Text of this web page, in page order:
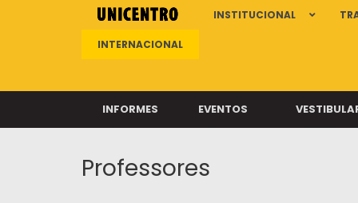
INSTITUCIONAL
INTERNACIONAL
INFORMES EVENTOS
Professores